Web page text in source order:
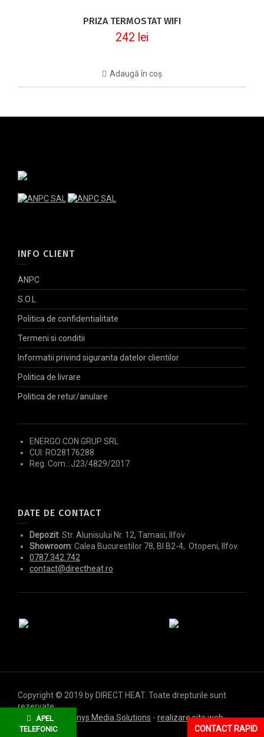
APEL
TELEFONIC
PRIZA TERMOSTAT WIFI
242 lei
Adaugă în coș
INFO CLIENT
ANPC
S.O.L
Politica de confidentialitate
Termeni si conditii
Informatii privind siguranta datelor clientilor
Politica de livrare
Politica de retur/anulare
ENERGO CON GRUP SRL
CUI: RO28176288
Reg. Com.: J23/4829/2017
DATE DE CONTACT
Depozit: Str. Alunisului Nr. 12, Tamasi, Ilfov
Showroom: Calea Bucurestilor 78, Bl B2-4, Otopeni, Ilfov.
0787.342.742
contact@directheat.ro
Copyright © 2019 by DIRECT HEAT. Toate drepturile sunt
rezervate.
Designed by
Dianys Media Solutions - realizare site web-
creare site web
CONTACT RAPID